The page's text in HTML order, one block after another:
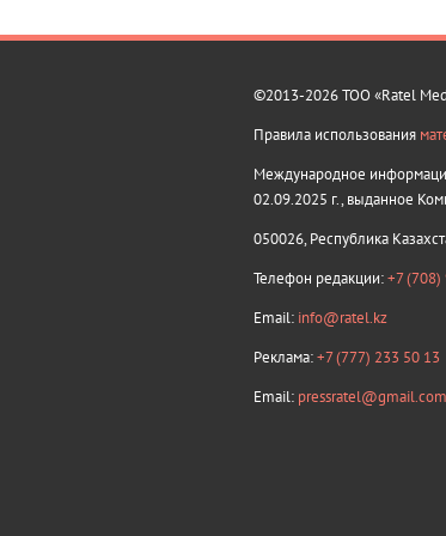
©2013-2026 ТОО «Ratel
Правила использования
Международное
02.09.2025 г., выданное
050026, Республика
Телефон редакции:+7
Email: info@ratel.kz
Реклама:+7 (777) 233 50 13
Email: pressratel@gmail.com